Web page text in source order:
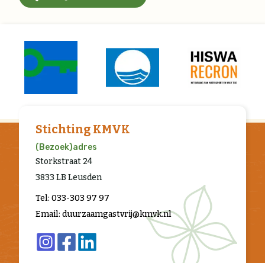
Stichting KMVK
(Bezoek)adres
Storkstraat 24
3833 LB Leusden
Tel: 033-303 97 97
Email: duurzaamgastvrij@kmvk.nl